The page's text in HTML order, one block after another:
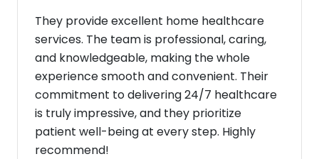
They provide excellent home healthcare
services. The team is professional, caring,
and knowledgeable, making the whole
experience smooth and convenient. Their
commitment to delivering 24/7 healthcare
is truly impressive, and they prioritize
patient well-being at every step. Highly
recommend!